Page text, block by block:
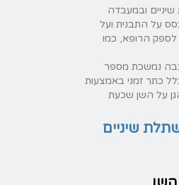
ובמעבדה
על התבנית ועל
לספק הרופא, כמו
נמשכת מספר
כתר זמני באמצעות
על השן שכעת
שיניים